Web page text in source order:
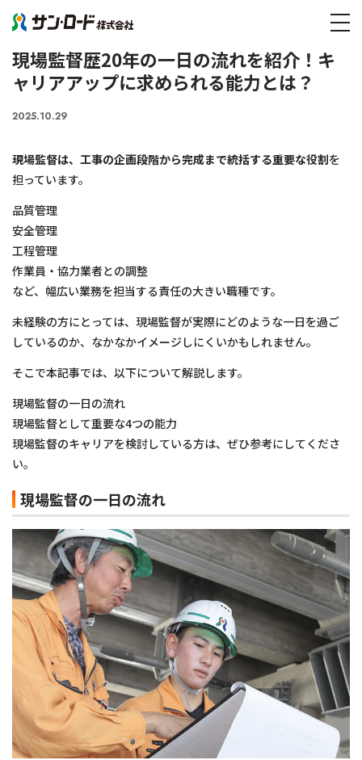
メディア記事
現場監督歴20年の一日の流れを紹介！キャリアアップに求められる能力とは？
現場監督歴20年の一日の流れを紹介！キ
ャリアアップに求められる能力とは？
2025.10.29
現場監督は、工事の企画段階から完成まで統括する重要な役割を
担っています。
品質管理
安全管理
工程管理
作業員・協力業者との調整
など、幅広い業務を担当する責任の大きい職種です。
未経験の方にとっては、現場監督が実際にどのような一日を過ご
しているのか、なかなかイメージしにくいかもしれません。
そこで本記事では、以下について解説します。
現場監督の一日の流れ
現場監督として重要な4つの能力
現場監督のキャリアを検討している方は、ぜひ参考にしてくださ
い。
現場監督の一日の流れ